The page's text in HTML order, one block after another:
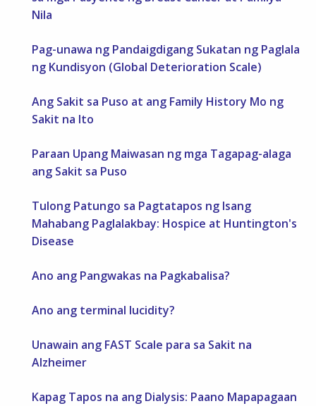
Nila
Pag-unawa ng Pandaigdigang Sukatan ng Paglala
ng Kundisyon (Global Deterioration Scale)
Ang Sakit sa Puso at ang Family History Mo ng
Sakit na Ito
Paraan Upang Maiwasan ng mga Tagapag-alaga
ang Sakit sa Puso
Tulong Patungo sa Pagtatapos ng Isang
Mahabang Paglalakbay: Hospice at Huntington's
Disease
Ano ang Pangwakas na Pagkabalisa?
Ano ang terminal lucidity?
Unawain ang FAST Scale para sa Sakit na
Alzheimer
Kapag Tapos na ang Dialysis: Paano Mapapagaan